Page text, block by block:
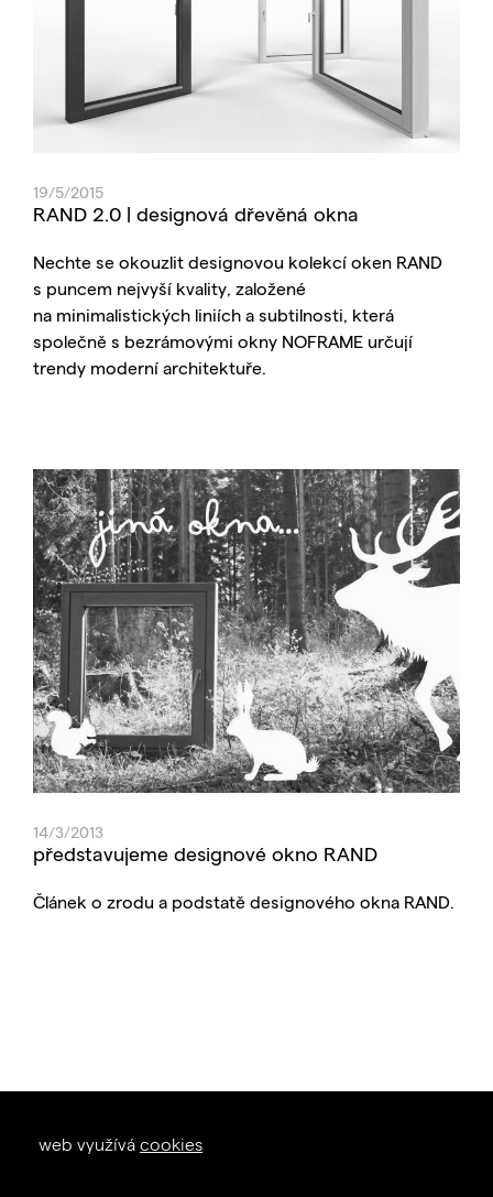
19/5/2015
RAND 2.0 | designová dřevěná okna
Nechte se okouzlit designovou kolekcí oken RAND
s puncem nejvyší kvality, založené
na minimalistických liniích a subtilnosti, která
společně s bezrámovými okny NOFRAME určují
trendy moderní architektuře.
14/3/2013
představujeme designové okno RAND
Článek o zrodu a podstatě designového okna RAND.
web využívá cookies